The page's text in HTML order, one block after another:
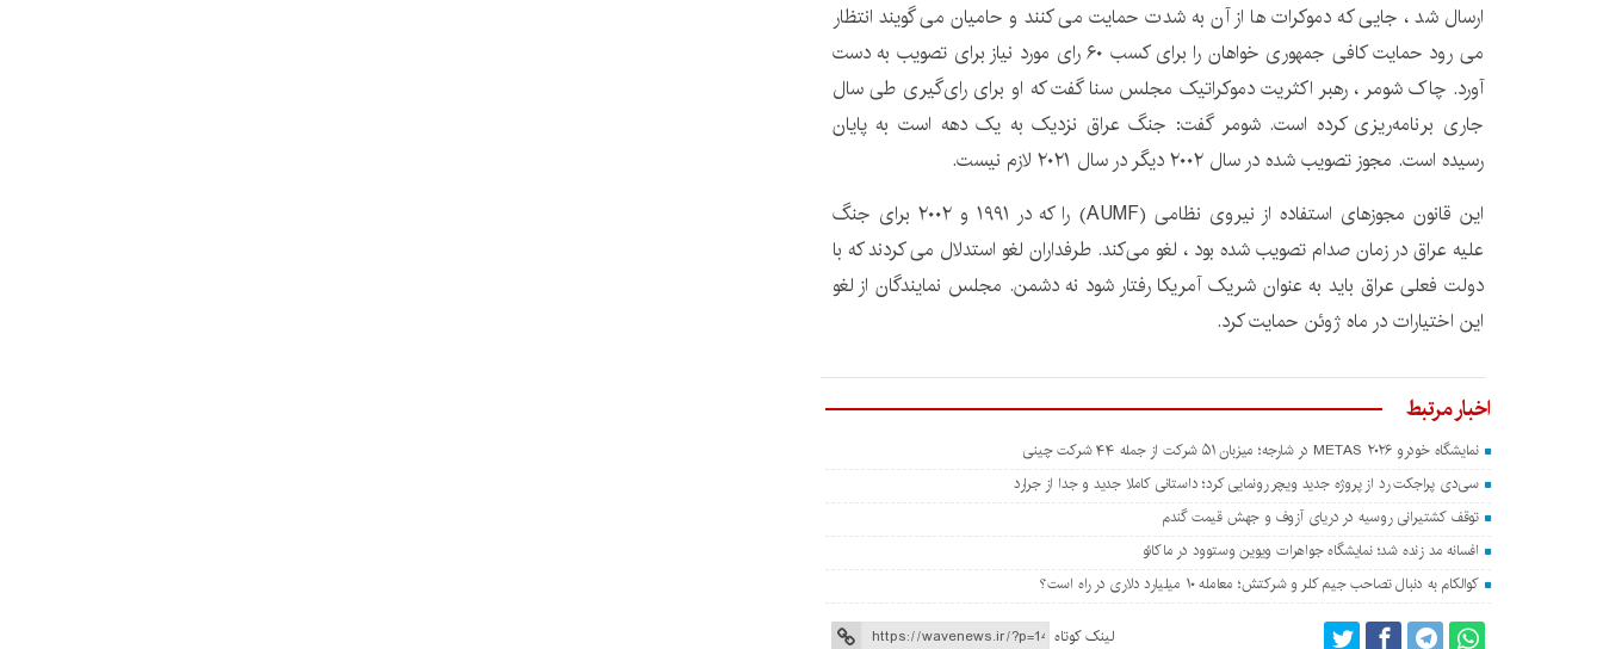
ارسال شد ، جایی که دموکرات ها از آن به شدت حمایت می کنند و حامیان می گویند انتظار
می رود حمایت کافی جمهوری خواهان را برای کسب ۶۰ رای مورد نیاز برای تصویب به دست
آورد. چاک شومر ، رهبر اکثریت دموکراتیک مجلس سنا گفت که او برای رای‌گیری طی سال
جاری برنامه‌ریزی کرده است. شومر گفت: جنگ عراق نزدیک به یک دهه است به پایان
رسیده است. مجوز تصویب شده در سال ۲۰۰۲ دیگر در سال ۲۰۲۱ لازم نیست.
این قانون مجوزهای استفاده از نیروی نظامی (AUMF) را که در ۱۹۹۱ و ۲۰۰۲ برای جنگ
علیه عراق در زمان صدام تصویب شده بود ، لغو می‌کند. طرفداران لغو استدلال می کردند که با
دولت فعلی عراق باید به عنوان شریک آمریکا رفتار شود نه دشمن. مجلس نمایندگان از لغو
این اختیارات در ماه ژوئن حمایت کرد.
اخبار مرتبط
نمایشگاه خودرو METAS ۲۰۲۶ در شارجه؛ میزبان ۵۱ شرکت از جمله ۴۴ شرکت چینی
سی‌دی پراجکت رد از پروژه جدید ویچر رونمایی کرد؛ داستانی کاملا جدید و جدا از جرارد
توقف کشتیرانی روسیه در دریای آزوف و جهش قیمت گندم
افسانه مد زنده شد؛ نمایشگاه جواهرات ویوین وستوود در ماکائو
کوالکام به دنبال تصاحب جیم کلر و شرکتش؛ معامله ۱۰ میلیارد دلاری در راه است؟
لینک کوتاه